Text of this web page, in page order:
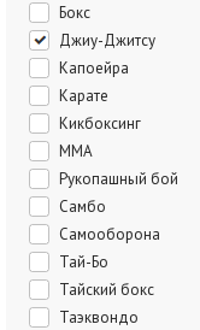
Бокс
Джиу-Джитсу
Капоейра
Карате
Кикбоксинг
ММА
Рукопашный бой
Самбо
Самооборона
Тай-Бо
Тайский бокс
Таэквондо